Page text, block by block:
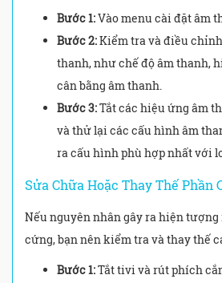
Bước 1:Vào menu cài đặt âm
Bước 2:Kiểm tra và điều
thanh, như chế độ âm thanh,
cân bằng âm thanh.
Bước 3:Tắt các hiệu ứng âm
và thử lại các cấu hình âm
ra cấu hình phù hợp nhất với
Sửa Chữa Hoặc Thay Thế Phần
Nếu nguyên nhân gây ra hiện tượng
cứng, bạn nên kiểm tra và thay thế
Bước 1:Tắt tivi và rút phích